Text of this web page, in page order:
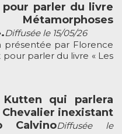
pour parler du livre
Diffusée le 15/05/26
présentée par Florence
parler du livre « Les
Kutten qui parlera
inexistant
CalvinoDiffusée le